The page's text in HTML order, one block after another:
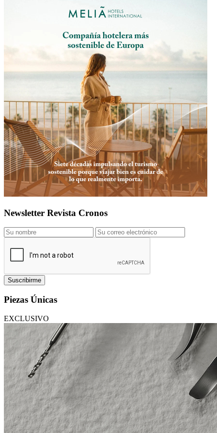
Newsletter Revista Cronos
Suscribirme
Piezas Únicas
EXCLUSIVO